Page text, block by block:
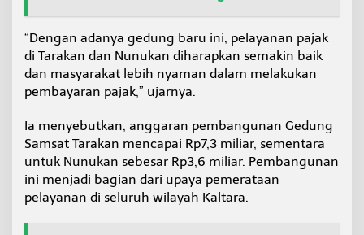
a
m
a
t
e
m
a
n
t
“Dengan adanya gedung baru ini, pelayanan pajak
di Tarakan dan Nunukan diharapkan semakin baik
dan masyarakat lebih nyaman dalam melakukan
pembayaran pajak,” ujarnya.
Ia menyebutkan, anggaran pembangunan Gedung
Samsat Tarakan mencapai Rp7,3 miliar, sementara
untuk Nunukan sebesar Rp3,6 miliar. Pembangunan
ini menjadi bagian dari upaya pemerataan
pelayanan di seluruh wilayah Kaltara.